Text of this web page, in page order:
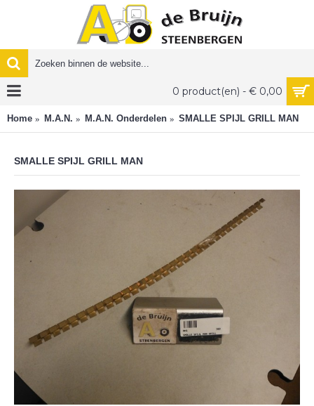
0 product(en) - € 0,00
Home M.A.N. M.A.N. Onderdelen SMALLE SPIJL GRILL MAN
SMALLE SPIJL GRILL MAN